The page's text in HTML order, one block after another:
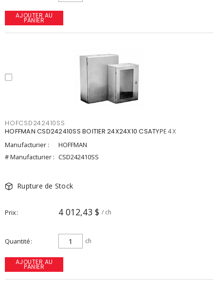
AJOUTER AU
PANIER
HOFCSD242410SS
HOFFMAN CSD242410SS BOITIER 24X24X10 CSATYPE 4X
Manufacturier :
HOFFMAN
# Manufacturier : CSD242410SS
Rupture de Stock
Prix 4 012,43 $ / ch
Quantité ch
AJOUTER AU
PANIER